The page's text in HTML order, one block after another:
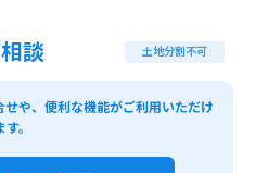
談 土地分割不可
や、便利な機能がご利用いただけ
す。